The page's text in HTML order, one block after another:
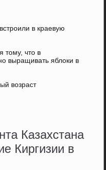
в краевую
тому, что в
выращивать яблоки в
возраст
Казахстана
Киргизии в